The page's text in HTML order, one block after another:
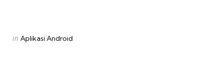
Categories
Posted
in Aplikasi Android